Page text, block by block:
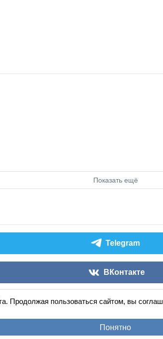
Продолжая пользоваться сайтом, вы
Понятно
Показать ещё
Telegram
ВКонтакте
Аудиокниги слушать онлайн книгав
По всем вопросам:
сайта · Добавить книгу ·